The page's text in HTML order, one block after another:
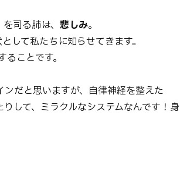
司る肺は、 悲しみ。
して私たちに知らせてきます。
ることです。
だと思いますが、自律神経を整えた
して、ミラクルなシステムなんです！身